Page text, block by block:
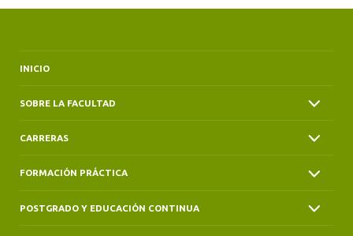
INICIO
SOBRE LA FACULTAD
CARRERAS
FORMACIÓN PRÁCTICA
POSTGRADO Y EDUCACIÓN CONTINUA